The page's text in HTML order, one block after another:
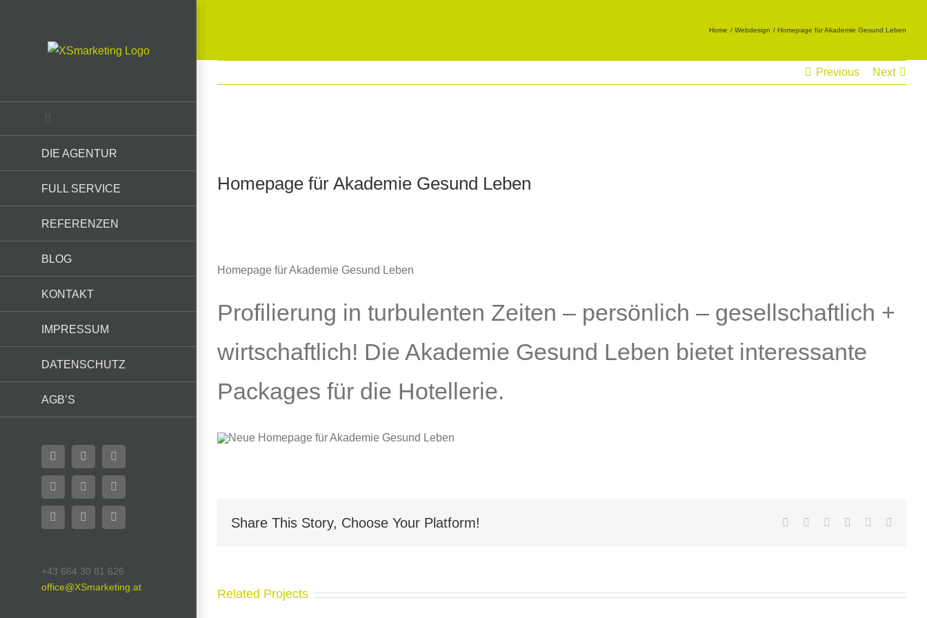
DIE AGENTUR
FULL SERVICE
REFERENZEN
BLOG
KONTAKT
IMPRESSUM
DATENSCHUTZ
AGB’S
FacebookFlickr X
YouTubeInstagramPinterest
LinkedInEmail WhatsApp
+43 664 30 81 626
office@XSmarketing.at
Home Webdesign Homepage für Akademie Gesund Leben
Previous Next
Homepage für Akademie Gesund Leben
Homepage für Akademie Gesund Leben
Profilierung in turbulenten Zeiten – persönlich – gesellschaftlich +
wirtschaftlich! Die Akademie Gesund Leben bietet interessante
Packages für die Hotellerie.
Share This Story, Choose Your Platform! Facebook LinkedInWhatsApp
Pinterest
Related Projects